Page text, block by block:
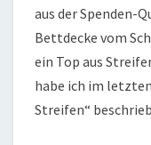
aus der Spenden-
Bettdecke vom
ein Top aus
habe ich im
Streifen“